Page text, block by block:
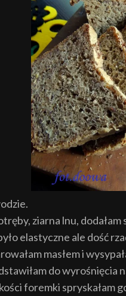
ziarna lnu,
elastyczne ale dość
masłem i
do wyrośnięcia
foremki spryskałam